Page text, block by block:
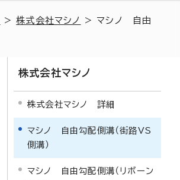
>株式会社マシノ
> マシノ 自由
株式会社マシノ
株式会社マシノ 詳細
マシノ 自由勾配側溝（街路VS
側溝）
マシノ 自由勾配側溝（リボーン